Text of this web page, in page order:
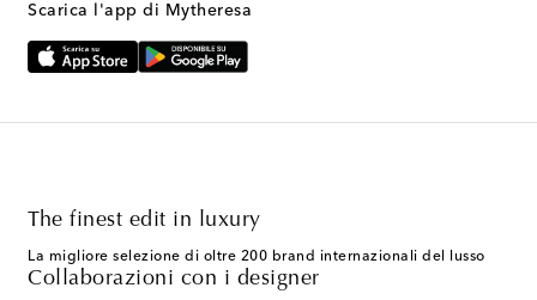
Scarica l'app di Mytheresa
The finest edit in luxury
La migliore selezione di oltre 200 brand internazionali del lusso
Collaborazioni con i designer